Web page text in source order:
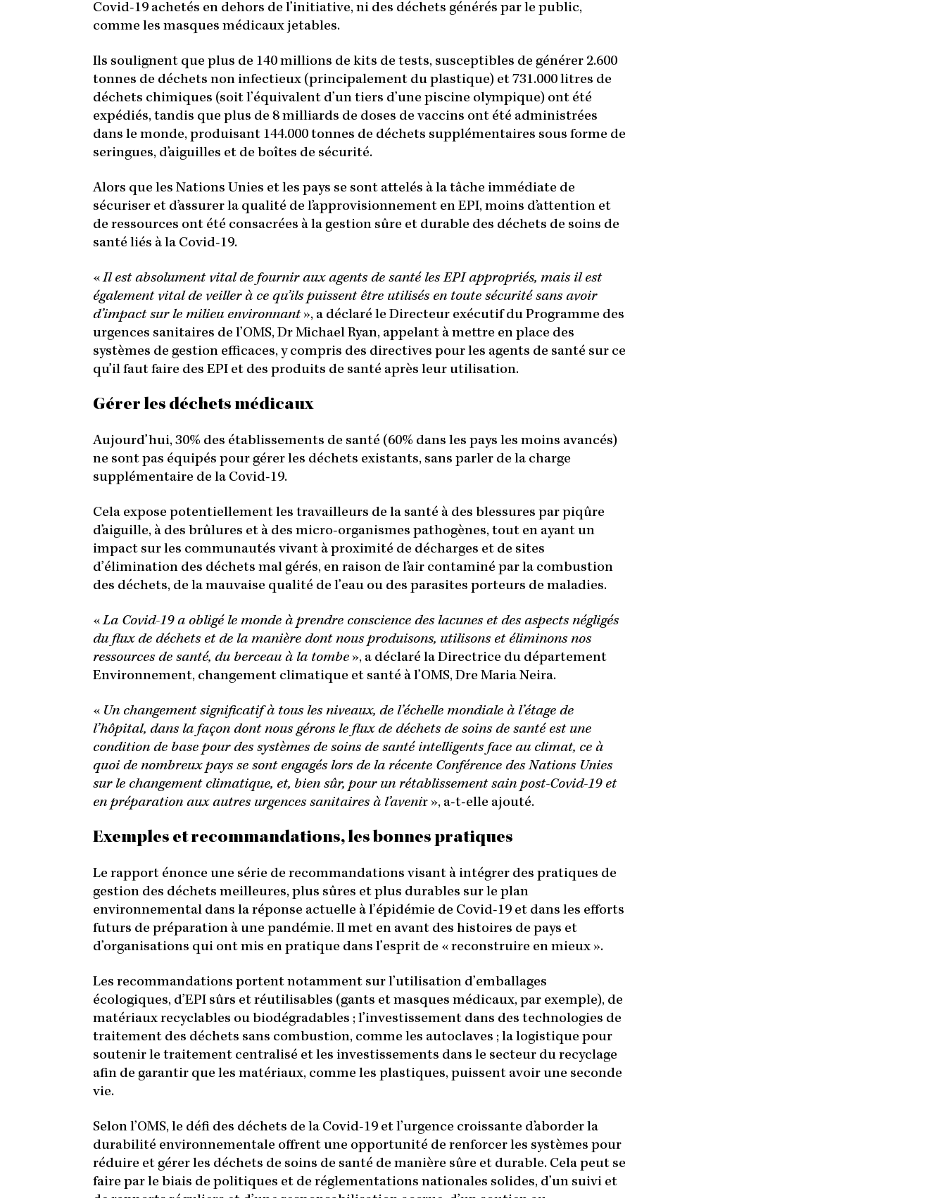
Covid-19 achetés en dehors de l’initiative, ni des déchets générés par le public,
comme les masques médicaux jetables.
Ils soulignent que plus de 140 millions de kits de tests, susceptibles de générer 2.600
tonnes de déchets non infectieux (principalement du plastique) et 731.000 litres de
déchets chimiques (soit l’équivalent d’un tiers d’une piscine olympique) ont été
expédiés, tandis que plus de 8 milliards de doses de vaccins ont été administrées
dans le monde, produisant 144.000 tonnes de déchets supplémentaires sous forme de
seringues, d’aiguilles et de boîtes de sécurité.
Alors que les Nations Unies et les pays se sont attelés à la tâche immédiate de
sécuriser et d’assurer la qualité de l’approvisionnement en EPI, moins d’attention et
de ressources ont été consacrées à la gestion sûre et durable des déchets de soins de
santé liés à la Covid-19.
«Il est absolument vital de fournir aux agents de santé les EPI appropriés, mais il est
également vital de veiller à ce qu’ils puissent être utilisés en toute sécurité sans avoir
d’impact sur le milieu environnant», a déclaré le Directeur exécutif du Programme des
urgences sanitaires de l’OMS, Dr Michael Ryan, appelant à mettre en place des
systèmes de gestion efficaces, y compris des directives pour les agents de santé sur ce
qu’il faut faire des EPI et des produits de santé après leur utilisation.
Gérer les déchets médicaux
Aujourd’hui, 30% des établissements de santé (60% dans les pays les moins avancés)
ne sont pas équipés pour gérer les déchets existants, sans parler de la charge
supplémentaire de la Covid-19.
Cela expose potentiellement les travailleurs de la santé à des blessures par piqûre
d’aiguille, à des brûlures et à des micro-organismes pathogènes, tout en ayant un
impact sur les communautés vivant à proximité de décharges et de sites
d’élimination des déchets mal gérés, en raison de l’air contaminé par la combustion
des déchets, de la mauvaise qualité de l’eau ou des parasites porteurs de maladies.
«La Covid-19 a obligé le monde à prendre conscience des lacunes et des aspects négligés
du flux de déchets et de la manière dont nous produisons, utilisons et éliminons nos
ressources de santé, du berceau à la tombe », a déclaré la Directrice du département
Environnement, changement climatique et santé à l’OMS, Dre Maria Neira.
« Un changement significatif à tous les niveaux, de l’échelle mondiale à l’étage de
l’hôpital, dans la façon dont nous gérons le flux de déchets de soins de santé est une
condition de base pour des systèmes de soins de santé intelligents face au climat, ce à
quoi de nombreux pays se sont engagés lors de la récente Conférence des Nations Unies
sur le changement climatique, et, bien sûr, pour un rétablissement sain post-Covid-19 et
en préparation aux autres urgences sanitaires à l’avenir », a-t-elle ajouté.
Exemples et recommandations, les bonnes pratiques
Le rapport énonce une série de recommandations visant à intégrer des pratiques de
gestion des déchets meilleures, plus sûres et plus durables sur le plan
environnemental dans la réponse actuelle à l’épidémie de Covid-19 et dans les efforts
futurs de préparation à une pandémie. Il met en avant des histoires de pays et
d’organisations qui ont mis en pratique dans l’esprit de « reconstruire en mieux ».
Les recommandations portent notamment sur l’utilisation d’emballages
écologiques, d’EPI sûrs et réutilisables (gants et masques médicaux, par exemple), de
matériaux recyclables ou biodégradables ; l’investissement dans des technologies de
traitement des déchets sans combustion, comme les autoclaves ; la logistique pour
soutenir le traitement centralisé et les investissements dans le secteur du recyclage
afin de garantir que les matériaux, comme les plastiques, puissent avoir une seconde
vie.
Selon l’OMS, le défi des déchets de la Covid-19 et l’urgence croissante d’aborder la
durabilité environnementale offrent une opportunité de renforcer les systèmes pour
réduire et gérer les déchets de soins de santé de manière sûre et durable. Cela peut se
faire par le biais de politiques et de réglementations nationales solides, d’un suivi et